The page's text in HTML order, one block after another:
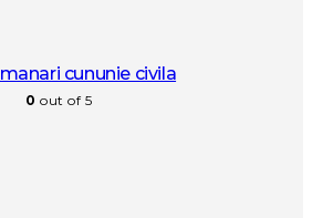
cununie civila
0 out of 5